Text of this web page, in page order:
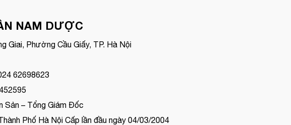
NAM DƯỢC
Giai, Phường Cầu Giấy, TP. Hà Nội
62698623
Sản – Tổng Giám Đốc
Phố Hà Nội Cấp lần đầu ngày 04/03/2004